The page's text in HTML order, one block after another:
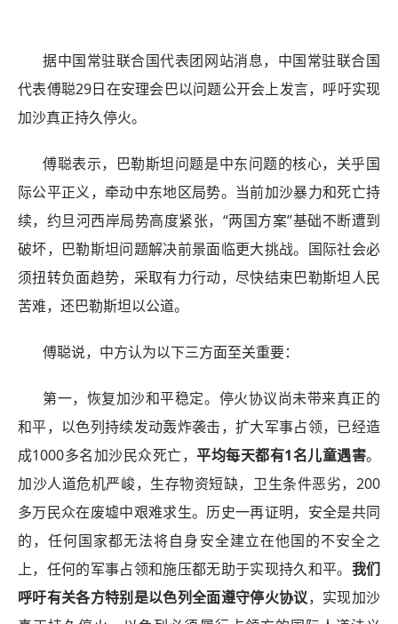
据中国常驻联合国代表团网站消息，中国常驻联合国
代表傅聪29日在安理会巴以问题公开会上发言，呼吁实现
加沙真正持久停火。
傅聪表示，巴勒斯坦问题是中东问题的核心，关乎国
际公平正义，牵动中东地区局势。当前加沙暴力和死亡持
续，约旦河西岸局势高度紧张，“两国方案”基础不断遭到
破坏，巴勒斯坦问题解决前景面临更大挑战。国际社会必
须扭转负面趋势，采取有力行动，尽快结束巴勒斯坦人民
苦难，还巴勒斯坦以公道。
傅聪说，中方认为以下三方面至关重要：
第一，恢复加沙和平稳定。停火协议尚未带来真正的
和平，以色列持续发动轰炸袭击，扩大军事占领，已经造
成1000多名加沙民众死亡，平均每天都有1名儿童遇害。
加沙人道危机严峻，生存物资短缺，卫生条件恶劣，200
多万民众在废墟中艰难求生。历史一再证明，安全是共同
的，任何国家都无法将自身安全建立在他国的不安全之
上，任何的军事占领和施压都无助于实现持久和平。 我们
呼吁有关各方特别是以色列全面遵守停火协议，实现加沙